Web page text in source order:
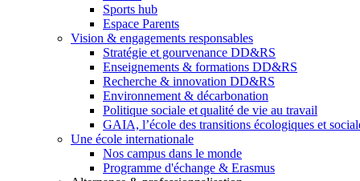
Sports hub
Espace Parents
Vision & engagements responsables
Stratégie et gourvenance DD&RS
Enseignements & formations DD&RS
Recherche & innovation DD&RS
Environnement & décarbonation
Politique sociale et qualité de vie au travail
GAIA, l’école des transitions écologiques et
Une école internationale
Nos campus dans le monde
Programme d'échange & Erasmus